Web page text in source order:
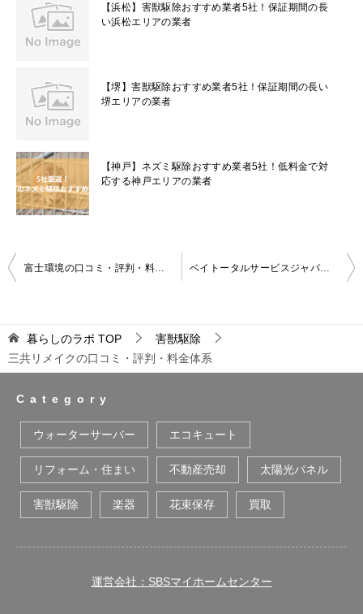
【浜松】害獣駆除おすすめ業者5社！保証期間の長
い浜松エリアの業者
【堺】害獣駆除おすすめ業者5社！保証期間の長い
堺エリアの業者
【神戸】ネズミ駆除おすすめ業者5社！低料金で対
応する神戸エリアの業者
投
ビ
ゲ
ー
シ
ョ
富士環境の口コミ・評判・料金体系 ベイトータルサービスジャパンの口コミ・評判・料金体系
暮らしのラボ TOP
害獣駆除
三共リメイクの口コミ・評判・料金体系
Category
ウォーターサーバー エコキュート
リフォーム・住まい 不動産売却 太陽光パネル
害獣駆除 楽器 花束保存 買取
運営会社：SBSマイホームセンター